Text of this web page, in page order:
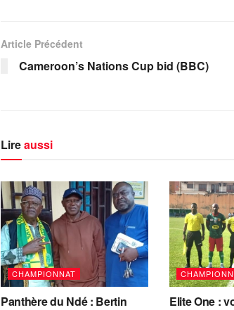
Article Précédent
Cameroon’s Nations Cup bid (BBC)
Lireaussi
CHAMPIONNAT
Panthère du Ndé : Bertin
Elite One :